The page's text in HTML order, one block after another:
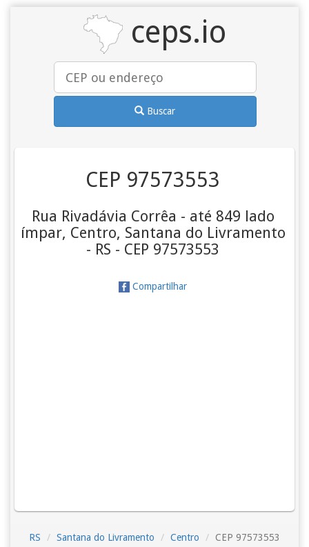
ceps.io
Buscar
CEP 97573553
Rua Rivadávia Corrêa - até 849 lado
ímpar, Centro, Santana do Livramento
- RS - CEP 97573553
Compartilhar
RS Santana do Livramento Centro CEP 97573553